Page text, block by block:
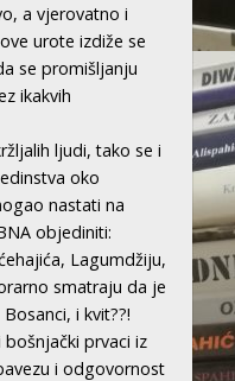
a vjerovatno i
urote izdiže se
se promišljanju
ikakvih
ljudi, tako se i
oko
nastati na
objediniti:
Lagumdžiju,
smatraju da je
i kvit??!
prvaci iz
i odgovornost